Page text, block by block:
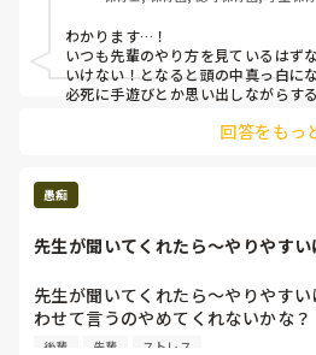
引き出しがないーー！！！
わかります…！
いつも先輩のやり方を見ているはず
いけない！となると頭の中真っ白に
必死に手遊びとか思い出しながらす
回答をもっ
愚痴
先生が聞いてくれたら〜やりやす
先生が聞いてくれたら〜やりやす
わせて言うのやめてくれないかな？
次の活動について質問したら質問
後輩 先輩 ストレス